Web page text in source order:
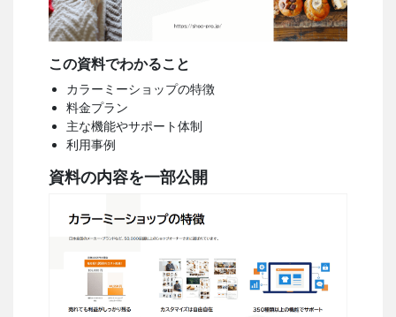
この資料でわかること
カラーミーショップの特徴
料金プラン
主な機能やサポート体制
利用事例
資料の内容を一部公開